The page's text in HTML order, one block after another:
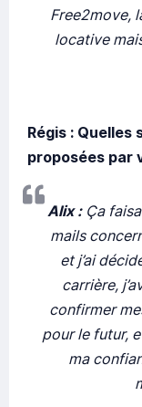
Free2move,
locative
Régis :
proposées par
Alix :Ça
mails
et j’ai
carrière,
confirmer
pour le futur,
ma